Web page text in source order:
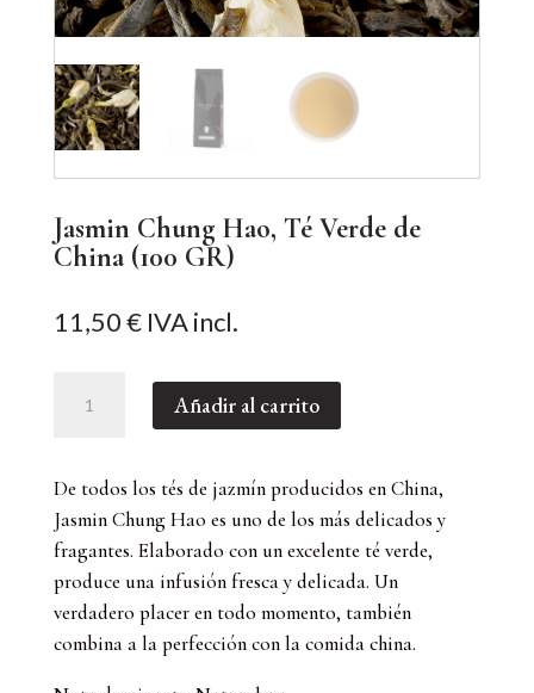
Jasmin Chung Hao, Té Verde de
China (100 GR)
11,50€ IVA incl.
Chung
Verde
de
China
(100
GR)
cantidad
Añadir al carrito
De todos los tés de jazmín producidos en China,
Jasmin Chung Hao es uno de los más delicados y
fragantes. Elaborado con un excelente té verde,
produce una infusión fresca y delicada. Un
verdadero placer en todo momento, también
combina a la perfección con la comida china.